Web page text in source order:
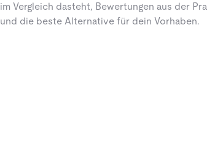
im Vergleich dasteht, Bewertungen aus der
und die beste Alternative für dein Vorhaben.